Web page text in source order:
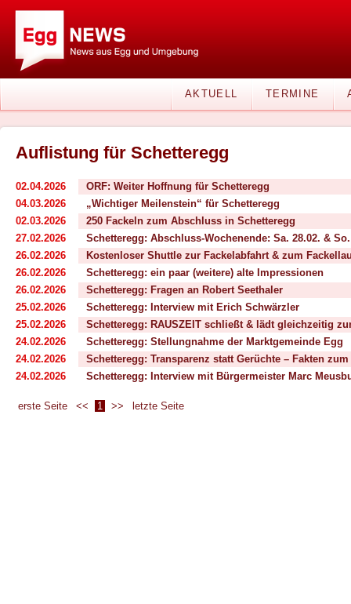
AKTUELL TERMINE
Auflistung für Schetteregg
02.04.2026
ORF: Weiter Hoffnung für Schetteregg
04.03.2026
„Wichtiger Meilenstein“ für Schetteregg
02.03.2026
250 Fackeln zum Abschluss in Schetteregg
27.02.2026
Schetteregg: Abschluss-Wochenende: Sa. 28.02. & So.
26.02.2026
Kostenloser Shuttle zur Fackelabfahrt & zum
26.02.2026
Schetteregg: ein paar (weitere) alte Impressionen
26.02.2026
Schetteregg: Fragen an Robert Seethaler
25.02.2026
Schetteregg: Interview mit Erich Schwärzler
25.02.2026
Schetteregg: RAUSZEIT schließt & lädt gleichzeitig
24.02.2026
Schetteregg: Stellungnahme der Marktgemeinde Egg
24.02.2026
Schetteregg: Transparenz statt Gerüchte – Fakten
24.02.2026
Schetteregg: Interview mit Bürgermeister Marc
erste Seite << 1 >> letzte Seite